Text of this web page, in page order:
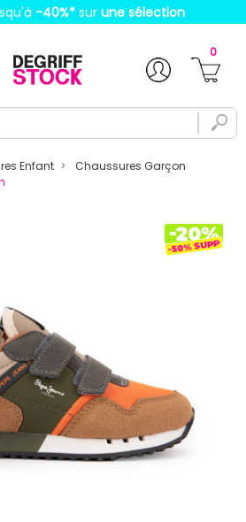
-40%* sur une sélection
0
Enfant
Chaussures Garçon